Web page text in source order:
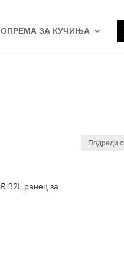
ОПРЕМА ЗА КУЧИЊА
32L ранец за